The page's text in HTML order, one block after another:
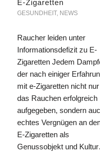
E-Zigaretten
GESUNDHEIT, NEWS
Raucher leiden unter
Informationsdefizit zu E-
Zigaretten Jedem
der nach einiger
mit e-Zigaretten nicht nur
das Rauchen erfolgreich
aufgegeben, sondern
echtes Vergnügen an
E-Zigaretten als
Genussobjekt und